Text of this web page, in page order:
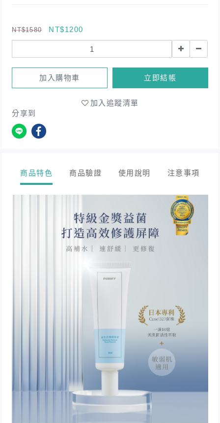
NT$1580 NT$1200
加入購物車 立即結帳
加入追蹤清單
分享到
商品特色 商品驗證 使用說明 注意事項